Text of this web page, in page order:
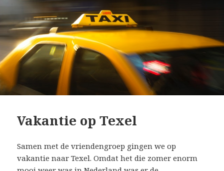
Vakantie op Texel
Samen met de vriendengroep gingen we op
vakantie naar Texel. Omdat het die zomer enorm